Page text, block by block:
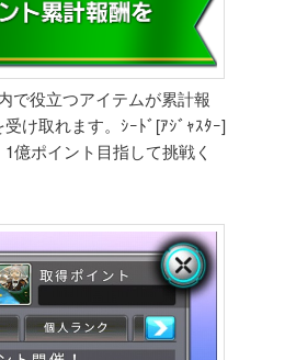
で役立つアイテムが累計報
け取れます。ｼｰﾄﾞ[ｱｼﾞｬｽﾀｰ]
億ポイント目指して挑戦く